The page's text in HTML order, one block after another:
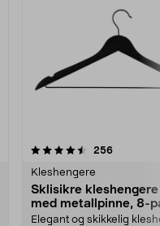
256
Kleshengere
Sklisikre
med metallpinne, 8-
Elegant og skikkelig
4.5av 5 stjerner